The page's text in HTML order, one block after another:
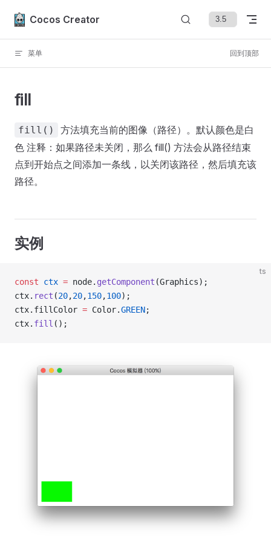
Skip to content
Cocos Creator
菜单 回到顶部
fill
fill()
方法填充当前的图像（路径）。默认颜色是白
色 注释：如果路径未关闭，那么 fill() 方法会从路径结束
点到开始点之间添加一条线，以关闭该路径，然后填充该
路径。
实例
ts
const ctx = node. getComponent (Graphics);
ctx. rect (20,20,150,100);
ctx.fillColor = Color.GREEN;
ctx. fill ();